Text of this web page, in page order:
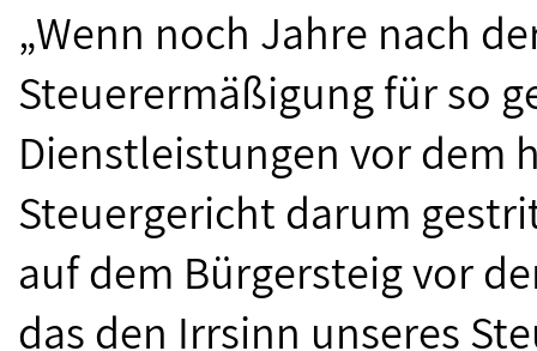
„Wenn noch Jahre nach
Steuerermäßigung für so
Dienstleistungen vor dem
Steuergericht darum
auf dem Bürgersteig vor
das den Irrsinn unseres